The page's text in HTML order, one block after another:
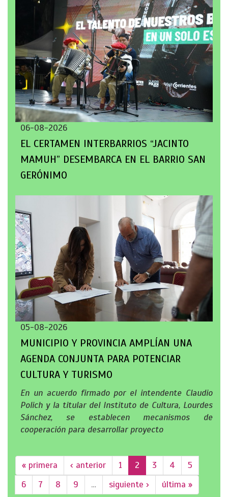
06-08-2026
EL CERTAMEN INTERBARRIOS “JACINTO
MAMUH” DESEMBARCA EN EL BARRIO SAN
GERÓNIMO
05-08-2026
MUNICIPIO Y PROVINCIA AMPLÍAN UNA
AGENDA CONJUNTA PARA POTENCIAR
CULTURA Y TURISMO
En un acuerdo firmado por el intendente Claudio
Polich y la titular del Instituto de Cultura, Lourdes
Sánchez, se establecen mecanismos de
cooperación para desarrollar proyecto
« primera ‹ anterior 1 2 3 4
5
6
7 8 9 … siguiente › última »